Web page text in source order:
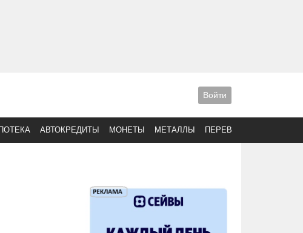
Войти
АВТОКРЕДИТЫ МОНЕТЫ МЕТАЛЛЫ ПЕРЕВОДЫ